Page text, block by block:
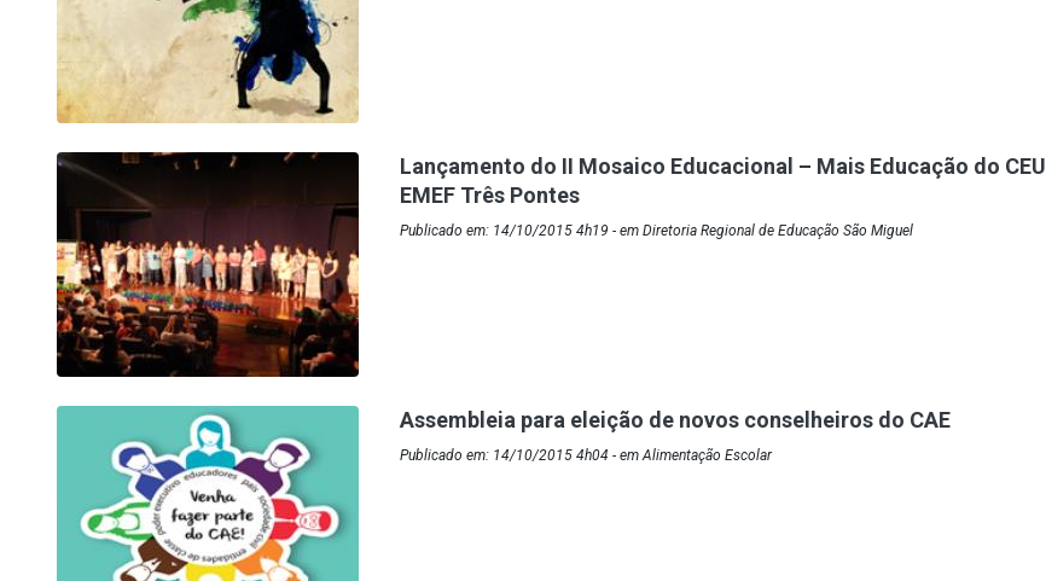
Lançamento do II Mosaico Educacional – Mais Educação do CEU
EMEF Três Pontes
Publicado em: 14/10/2015 4h19 - em Diretoria Regional de Educação São Miguel
Assembleia para eleição de novos conselheiros do CAE
Publicado em: 14/10/2015 4h04 - em Alimentação Escolar